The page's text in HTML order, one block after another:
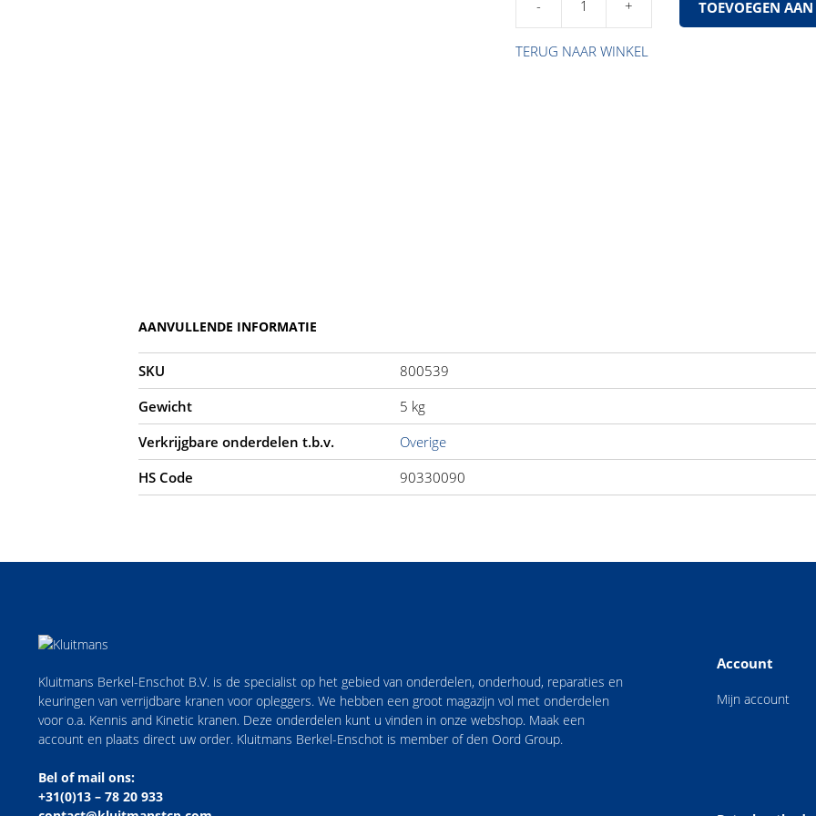
Spatbord
Pacton
Nieuw
TOEVOEGEN
TERUG NAAR WINKEL
AANVULLENDE INFORMATIE
SKU
800539
Gewicht
5 kg
Verkrijgbare onderdelen t.b.v.
Overige
HS Code
90330090
Kluitmans Berkel-Enschot B.V. is de specialist op het gebied van onderdelen, onderhoud, reparaties en
keuringen van verrijdbare kranen voor opleggers. We hebben een groot magazijn vol met onderdelen
voor o.a. Kennis and Kinetic kranen. Deze onderdelen kunt u vinden in onze webshop. Maak een
account en plaats direct uw order. Kluitmans Berkel-Enschot is member of den Oord Group.
Bel of mail ons:
+31(0)13 – 78 20 933
Account
Mijn account